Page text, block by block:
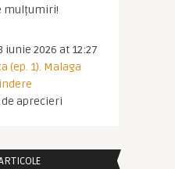
mulțumiri!
iunie 2026 at 12:27
(ep. 1). Malaga
aprecieri